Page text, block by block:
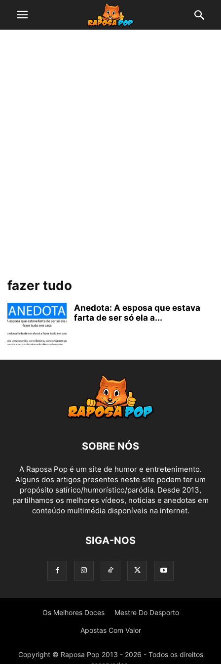
fazer tudo
Anedota: A esposa que estava
farta de ser só ela a...
SOBRE NÓS
A Raposa Pop é um site de humor e entretenimento.
Alguns dos artigos presentes neste site podem ter um
propósito satírico/humorístico/paródia. Desde 2013,
partilhamos os melhores vídeos, noticias e anedotas em
conteúdo multimédia disponíveis na internet.
SIGA-NOS
Os Melhores Doces Mestre Do Desporto
Apostas Com Valor
Copyright © Raposa Pop 2013 - 2026 - Todos os direitos